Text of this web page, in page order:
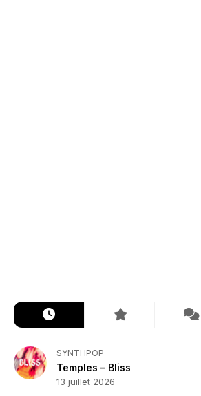
SYNTHPOP
Temples – Bliss
13 juillet 2026